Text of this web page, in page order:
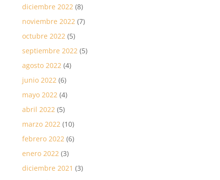
diciembre 2022 (8)
noviembre 2022 (7)
octubre 2022 (5)
septiembre 2022 (5)
agosto 2022 (4)
junio 2022 (6)
mayo 2022 (4)
abril 2022 (5)
marzo 2022 (10)
febrero 2022 (6)
enero 2022 (3)
diciembre 2021 (3)